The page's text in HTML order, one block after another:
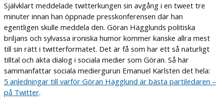
Självklart meddelade twitterkungen sin avgång i en tweet tre
minuter innan han öppnade presskonferensen där han
egentligen skulle meddela den. Göran Hägglunds politiska
briljans och sylvassa ironiska humor kommer kanske allra mest
till sin rätt i twitterformatet. Det är få som har ett så naturligt
tilltal och äkta dialog i sociala medier som Göran. Så här
sammanfattar sociala mediergurun Emanuel Karlsten det hela:
5 anledningar till varför Göran Hägglund är bästa partiledaren –
på Twitter.